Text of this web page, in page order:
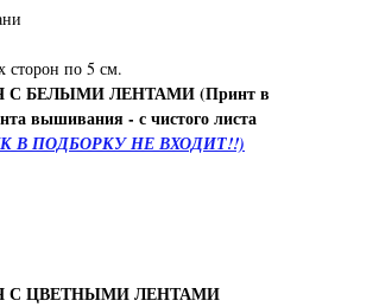
сторон по 5 см.
БЕЛЫМИ ЛЕНТАМИ (Принт в
вышивания - с чистого листа
В ПОДБОРКУ НЕ ВХОДИТ!!)
С ЦВЕТНЫМИ ЛЕНТАМИ